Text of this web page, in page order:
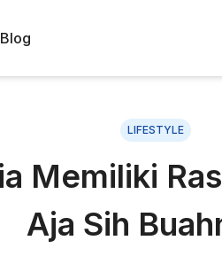
Blog
LIFESTYLE
Memiliki
Aja Sih